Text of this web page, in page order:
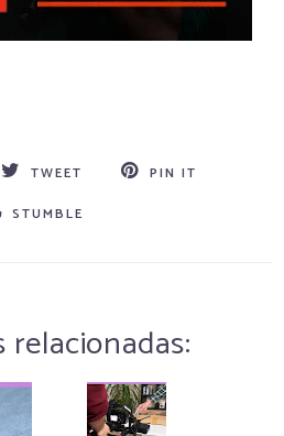
TWEET
PIN IT
STUMBLE
relacionadas: